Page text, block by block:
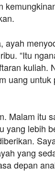
ayah
“Itu
kuliah.
uang untuk
Malam itu
yang lebih
yang
depan